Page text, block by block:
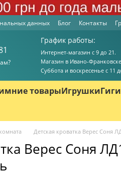
данных Блог Контакты
График работы:
Интернет-магазин с 9 до 21.
Магазин в Ивано-
Суббота и воскресенье с 11
товарыИгрушки
Детская кроватка Верес Соня
Верес Соня